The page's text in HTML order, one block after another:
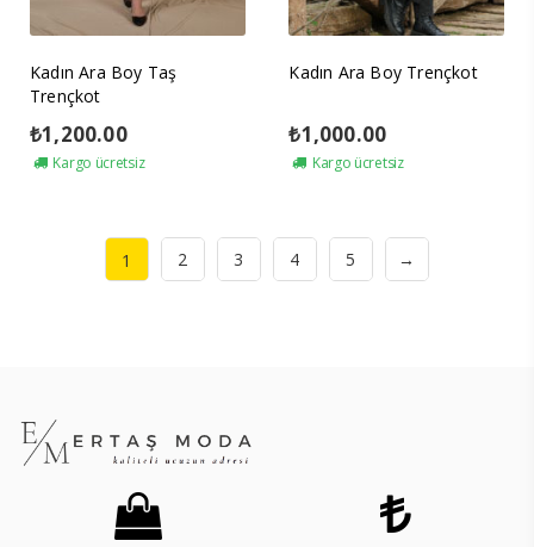
Kadın Ara Boy Taş
Trençkot
₺1,200.00
Kargo ücretsiz
Kadın Ara Boy Trençkot
₺1,000.00
Kargo ücretsiz
1 2 3 4 5 →